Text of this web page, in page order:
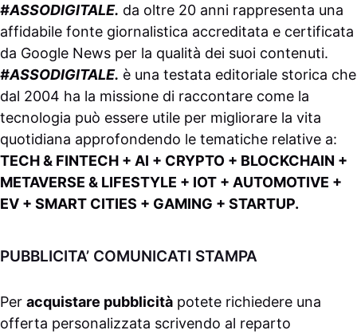
#ASSODIGITALE. da oltre 20 anni rappresenta una
affidabile fonte giornalistica accreditata e certificata
da Google News per la qualità dei suoi contenuti.
#ASSODIGITALE. è una testata editoriale storica che
dal 2004 ha la missione di raccontare come la
tecnologia può essere utile per migliorare la vita
quotidiana approfondendo le tematiche relative a:
TECH & FINTECH + AI + CRYPTO + BLOCKCHAIN +
METAVERSE & LIFESTYLE + IOT + AUTOMOTIVE +
EV + SMART CITIES + GAMING + STARTUP.
PUBBLICITA’ COMUNICATI STAMPA
Per acquistare pubblicità potete richiedere una
offerta personalizzata scrivendo al reparto